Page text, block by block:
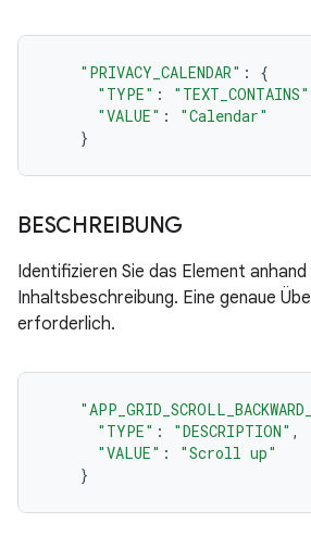
"PRIVACY_CALENDAR" :
{
"TYPE" : "TEXT_CONTAINS"
"VALUE" :
"Calendar"
}
BESCHREIBUNG
Identifizieren Sie das Element
Inhaltsbeschreibung. Eine genaue
erforderlich.
"TYPE" : "DESCRIPTION" ,
"VALUE" :
"Scroll up"
}